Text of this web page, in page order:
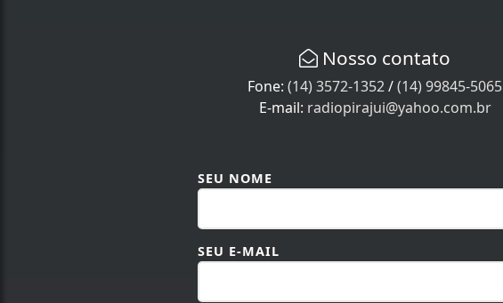
Nosso contato
Fone:(14) 3572-1352/(14) 99845-5065
E-mail: radiopirajui@yahoo.com.br
SEU NOME
SEU E-MAIL